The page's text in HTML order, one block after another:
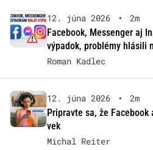
12. júna 2026 •
2m
Facebook, Messenger aj
výpadok, problémy hlásili
Roman Kadlec
12. júna 2026 •
2m
Pripravte sa, že
vek
Michal Reiter